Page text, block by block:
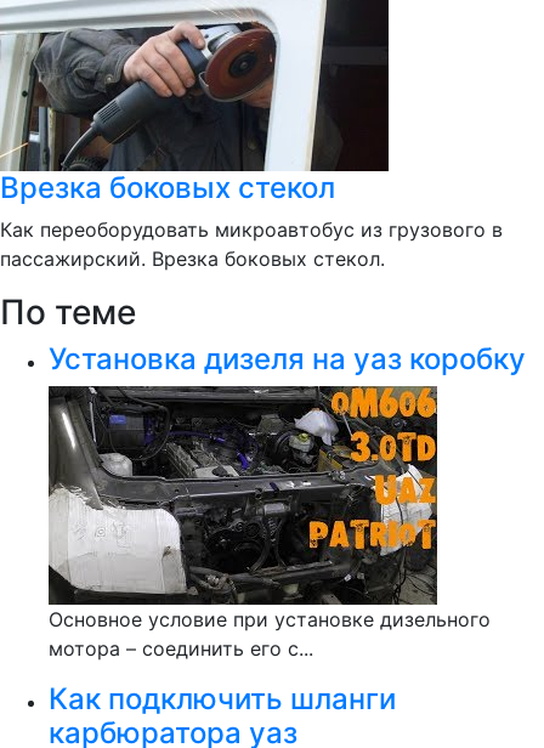
Врезка боковых стекол
Как переоборудовать микроавтобус из грузового в
пассажирский. Врезка боковых стекол.
По теме
Установка дизеля на уаз коробку
Основное условие при установке дизельного
мотора – соединить его с...
Как подключить шланги
карбюратора уаз